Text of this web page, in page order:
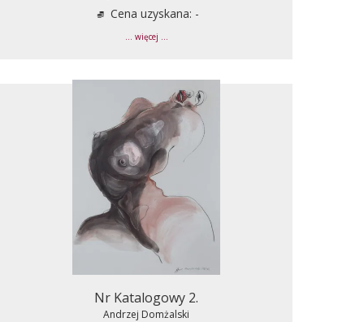
Cena uzyskana: -
... więcej ...
Nr Katalogowy 2.
Andrzej Domżalski